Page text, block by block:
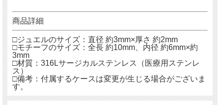
商品詳細
□ジュエルのサイズ：直径 約3mm×厚さ 約2mm
□モチーフのサイズ：全長 約10mm、内径 約6mm×約
3mm
□材質：316Lサージカルステンレス（医療用ステンレ
ス）
□備考：付属するケースは変更が生じる場合がございま
す。